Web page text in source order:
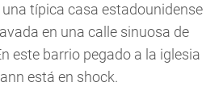
típica casa estadounidense
en una calle sinuosa de
este barrio pegado a la iglesia
está en shock.